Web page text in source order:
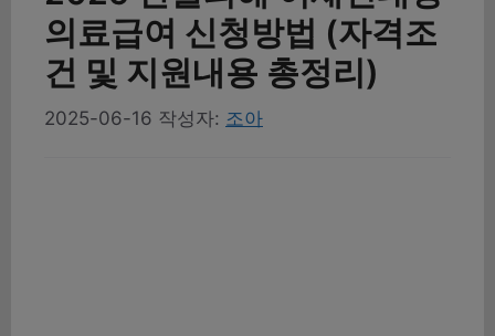
의료급여 신청방법 (자격조
건 및 지원내용 총정리)
2025-06-16 작성자: 조아